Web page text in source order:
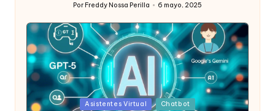
Publicado
Por Freddy Nossa Perilla 6 mayo, 2025
Posted
Asistentes Virtual
Chatbot